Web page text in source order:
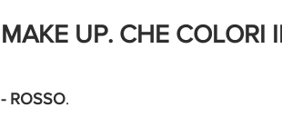
MAKE UP. CHE COLORI
- ROSSO.